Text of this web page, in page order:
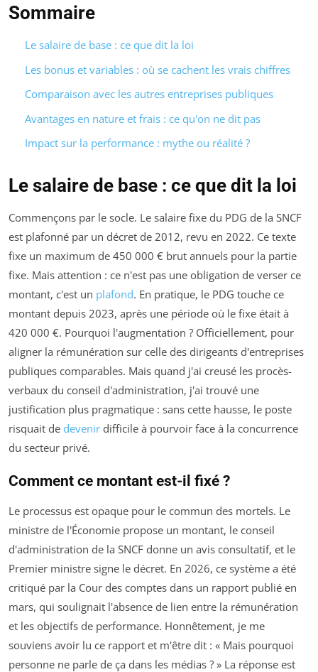
Sommaire
Le salaire de base : ce que dit la loi
Les bonus et variables : où se cachent les vrais chiffres
Comparaison avec les autres entreprises publiques
Avantages en nature et frais : ce qu'on ne dit pas
Impact sur la performance : mythe ou réalité ?
Le salaire de base : ce que dit la loi
Commençons par le socle. Le salaire fixe du PDG de la SNCF
est plafonné par un décret de 2012, revu en 2022. Ce texte
fixe un maximum de 450 000 € brut annuels pour la partie
fixe. Mais attention : ce n'est pas une obligation de verser ce
montant, c'est un plafond. En pratique, le PDG touche ce
montant depuis 2023, après une période où le fixe était à
420 000 €. Pourquoi l'augmentation ? Officiellement, pour
aligner la rémunération sur celle des dirigeants d'entreprises
publiques comparables. Mais quand j'ai creusé les procès-
verbaux du conseil d'administration, j'ai trouvé une
justification plus pragmatique : sans cette hausse, le poste
risquait de devenir difficile à pourvoir face à la concurrence
du secteur privé.
Comment ce montant est-il fixé ?
Le processus est opaque pour le commun des mortels. Le
ministre de l'Économie propose un montant, le conseil
d'administration de la SNCF donne un avis consultatif, et le
Premier ministre signe le décret. En 2026, ce système a été
critiqué par la Cour des comptes dans un rapport publié en
mars, qui soulignait l'absence de lien entre la rémunération
et les objectifs de performance. Honnêtement, je me
souviens avoir lu ce rapport et m'être dit : « Mais pourquoi
personne ne parle de ça dans les médias ? » La réponse est